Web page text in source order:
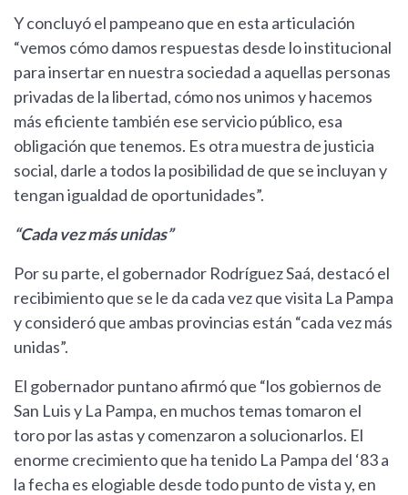
Y concluyó el pampeano que en esta articulación
“vemos cómo damos respuestas desde lo institucional
para insertar en nuestra sociedad a aquellas personas
privadas de la libertad, cómo nos unimos y hacemos
más eficiente también ese servicio público, esa
obligación que tenemos. Es otra muestra de justicia
social, darle a todos la posibilidad de que se incluyan y
tengan igualdad de oportunidades”.
“Cada vez más unidas”
Por su parte, el gobernador Rodríguez Saá, destacó el
recibimiento que se le da cada vez que visita La Pampa
y consideró que ambas provincias están “cada vez más
unidas”.
El gobernador puntano afirmó que “los gobiernos de
San Luis y La Pampa, en muchos temas tomaron el
toro por las astas y comenzaron a solucionarlos. El
enorme crecimiento que ha tenido La Pampa del ‘83 a
la fecha es elogiable desde todo punto de vista y, en